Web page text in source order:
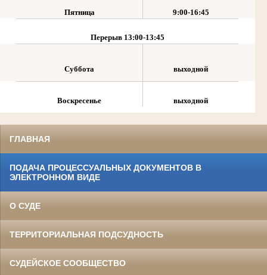
Пятница 9:00-16:45
Перерыв 13:00-13:45
Суббота выходной
Воскресенье выходной
ГЛАВНАЯ
ПОДАЧА ПРОЦЕССУАЛЬНЫХ ДОКУМЕНТОВ В
ЭЛЕКТРОННОМ ВИДЕ
О СУДЕ
ТЕРРИТОРИАЛЬНАЯ ПОДСУДНОСТЬ
СУДЕЙСКОЕ СООБЩЕСТВО